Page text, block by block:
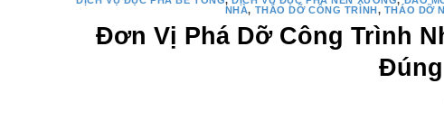
ĐÀO
,THÁO DỠ
Đơn Vị Phá Dỡ Công Trình